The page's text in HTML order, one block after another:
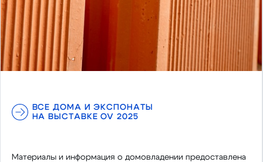
ВСЕ ДОМА И ЭКСПОНАТЫ
НА ВЫСТАВКЕ OV 2025
Материалы и информация о домовладении предоставлена